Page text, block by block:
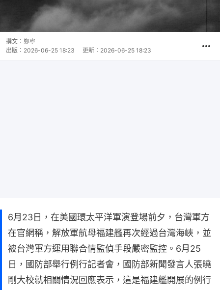
撰文： 鄭寧
出版： 2026-06-25 18:23 更新： 2026-06-25 18:23
6月23日，在美國環太平洋軍演登場前夕，台灣軍方
在官網稱，解放軍航母福建艦再次經過台灣海峽，並
被台灣軍方運用聯合情監偵手段嚴密監控。6月25
日，國防部舉行例行記者會，國防部新聞發言人張曉
剛大校就相關情況回應表示，這是福建艦開展的例行